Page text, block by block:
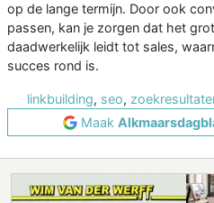
op de lange termijn. Door ook
passen, kan je zorgen dat het
daadwerkelijk leidt tot sales,
succes rond is.
linkbuilding, seo,
Maak